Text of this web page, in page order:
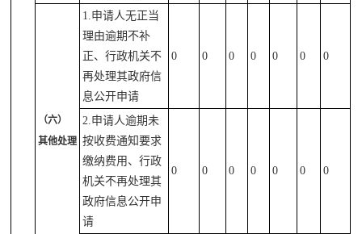
（六）
其他处理
1.申请人无正当
理由逾期不补
正、行政机关不
再处理其政府信
息公开申请
0 0 0 0 0 0 0
2.申请人逾期未
按收费通知要求
缴纳费用、行政
机关不再处理其
政府信息公开申
请
0 0 0 0 0 0 0